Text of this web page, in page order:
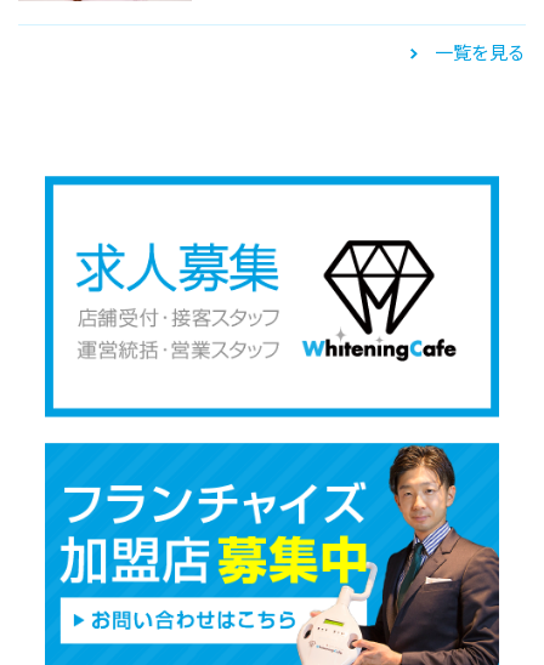
一覧を見る